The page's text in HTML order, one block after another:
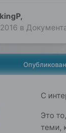
,
в
С
Это
теми,